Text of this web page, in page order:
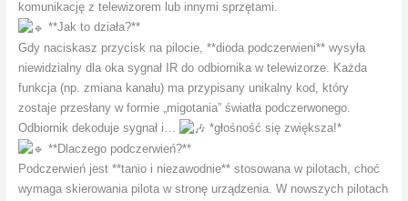
komunikację z telewizorem lub innymi sprzętami.
**Jak to działa?**
Gdy naciskasz przycisk na pilocie, **dioda podczerwieni** wysyła
niewidzialny dla oka sygnał IR do odbiornika w telewizorze. Każda
funkcja (np. zmiana kanału) ma przypisany unikalny kod, który
zostaje przesłany w formie „migotania” światła podczerwonego.
Odbiornik dekoduje sygnał i…
*głośność się zwiększa!*
**Dlaczego podczerwień?**
Podczerwień jest **tanio i niezawodnie** stosowana w pilotach, choć
wymaga skierowania pilota w stronę urządzenia. W nowszych pilotach